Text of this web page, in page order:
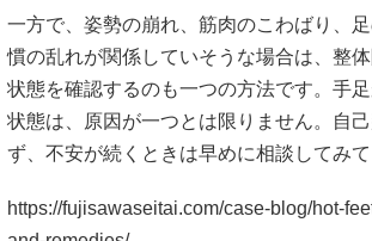
一方で、姿勢の崩れ、筋肉のこわばり、
慣の乱れが関係していそうな場合は、整
状態を確認するのも一つの方法です。手
状態は、原因が一つとは限りません。自
ず、不安が続くときは早めに相談してみて
https://fujisawaseitai.com/case-blog/hot-